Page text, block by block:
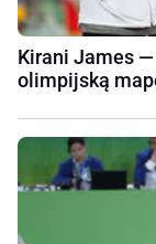
Kirani James —
olimpijską